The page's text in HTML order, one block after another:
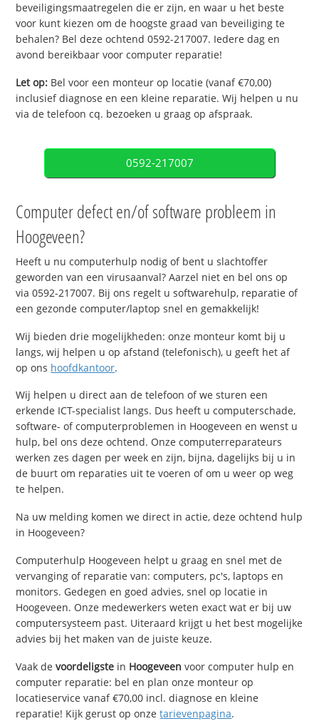
beveiligingsmaatregelen die er zijn, en waar u het beste
voor kunt kiezen om de hoogste graad van beveiliging te
behalen? Bel deze ochtend 0592-217007. Iedere dag en
avond bereikbaar voor computer reparatie!
Let op: Bel voor een monteur op locatie (vanaf €70,00)
inclusief diagnose en een kleine reparatie. Wij helpen u nu
via de telefoon cq. bezoeken u graag op afspraak.
0592-217007
Computer defect en/of software probleem in
Hoogeveen?
Heeft u nu computerhulp nodig of bent u slachtoffer
geworden van een virusaanval? Aarzel niet en bel ons op
via 0592-217007. Bij ons regelt u softwarehulp, reparatie of
een gezonde computer/laptop snel en gemakkelijk!
Wij bieden drie mogelijkheden: onze monteur komt bij u
langs, wij helpen u op afstand (telefonisch), u geeft het af
op ons hoofdkantoor.
Wij helpen u direct aan de telefoon of we sturen een
erkende ICT-specialist langs. Dus heeft u computerschade,
software- of computerproblemen in Hoogeveen en wenst u
hulp, bel ons deze ochtend. Onze computerreparateurs
werken zes dagen per week en zijn, bijna, dagelijks bij u in
de buurt om reparaties uit te voeren of om u weer op weg
te helpen.
Na uw melding komen we direct in actie, deze ochtend hulp
in Hoogeveen?
Computerhulp Hoogeveen helpt u graag en snel met de
vervanging of reparatie van: computers, pc's, laptops en
monitors. Gedegen en goed advies, snel op locatie in
Hoogeveen. Onze medewerkers weten exact wat er bij uw
computersysteem past. Uiteraard krijgt u het best mogelijke
advies bij het maken van de juiste keuze.
Vaak devoordeligste in Hoogeveen voor computer hulp en
computer reparatie: bel en plan onze monteur op
locatieservice vanaf €70,00 incl. diagnose en kleine
reparatie! Kijk gerust op onzetarievenpagina.